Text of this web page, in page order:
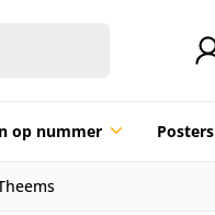
op nummer Posters